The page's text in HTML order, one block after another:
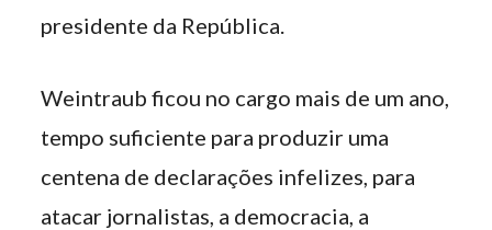
presidente da República.
Weintraub ficou no cargo mais de um ano,
tempo suficiente para produzir uma
centena de declarações infelizes, para
atacar jornalistas, a democracia, a